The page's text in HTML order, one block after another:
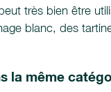
très bien être
blanc, des
la même